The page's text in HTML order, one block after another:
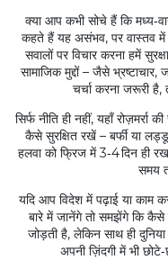
क्या आप कभी सोचे हैं कि
कहते हैं यह असंभव, पर वास्तव में
सवालों पर विचार करना हमें
सामाजिक मुद्दों – जैसे
चर्चा करना जरूरी
सिर्फ नीति ही नहीं, यहाँ रोज़मर्रा
कैसे सुरक्षित रखें – बर्फी या
हलवा को फ्रिज में 3‑4 दिन ही
समय
यदि आप विदेश में पढ़ाई या काम
बारे में जानेंगे तो समझेंगे कि
जोड़ती है, लेकिन साथ ही
अपनी ज़िंदगी में भी